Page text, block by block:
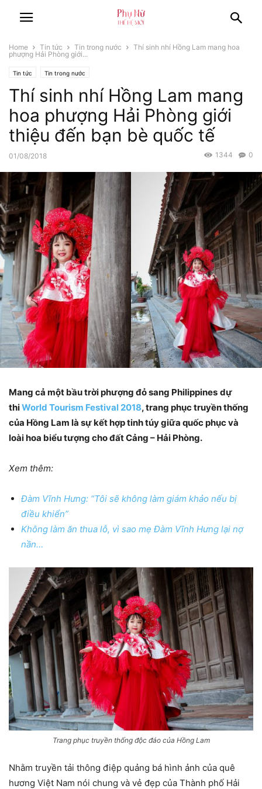
Home Tin tức Tin trong nước
Thí sinh nhí Hồng Lam mang hoa
phượng Hải Phòng giới...
Tin tức Tin trong nước
Thí sinh nhí Hồng Lam mang
hoa phượng Hải Phòng giới
thiệu đến bạn bè quốc tế
01/08/2018 0
1344
Mang cả một bầu trời phượng đỏ sang Philippines dự
thiWorld Tourism Festival 2018, trang phục truyền thống
của Hồng Lam là sự kết hợp tinh túy giữa quốc phục và
loài hoa biểu tượng cho đất Cảng – Hải Phòng.
Xem thêm:
Đàm Vĩnh Hưng: “Tôi sẽ không làm giám khảo nếu bị
điều khiển”
Không làm ăn thua lỗ, vì sao mẹ Đàm Vĩnh Hưng lại nợ
nần…
Trang phục truyền thống độc đáo của Hồng Lam
Nhằm truyền tải thông điệp quảng bá hình ảnh của quê
hương Việt Nam nói chung và vẻ đẹp của Thành phố Hải